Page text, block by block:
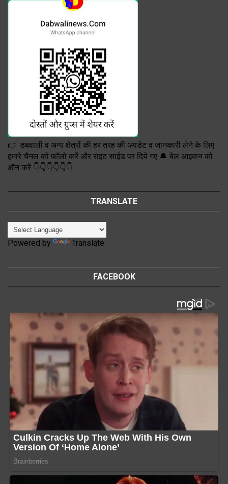
👉 डबवाली व अन्य क्षेत्रों की हर तरह की अपडेट व जानकारी लेने के लिए
हमारे चैनल को फॉलो करें और राइट साईड पर दिये गए 🔔 बेल आइकन को
ऑन करें 👇👇👇👇👇👇
TRANSLATE
Powered by Translate
FACEBOOK